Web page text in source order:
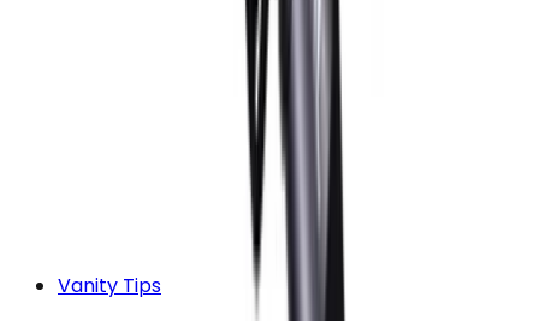
Vanity Tips